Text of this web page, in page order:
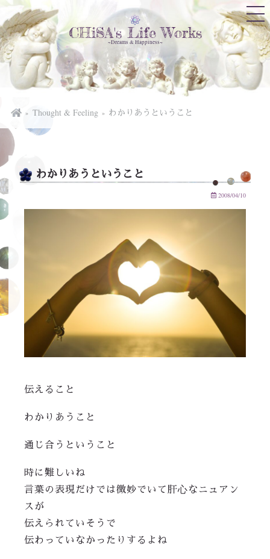
CHiSA's Life Works
~Dreams & Happiness~
Thought & Feeling わかりあうということ
わかりあうということ
2008/04/10
伝えること
わかりあうこと
通じ合うということ
時に難しいね
言葉の表現だけでは微妙でいて肝心なニュアン
スが
伝えられていそうで
伝わっていなかったりするよね